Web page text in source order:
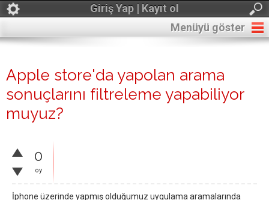
Giriş Yap | Kayıt ol
Menüyü göster
Apple store'da yapolan arama
sonuçlarını filtreleme yapabiliyor
muyuz?
0
oy
İphone üzerinde yapmış olduğumuz uygulama aramalarında